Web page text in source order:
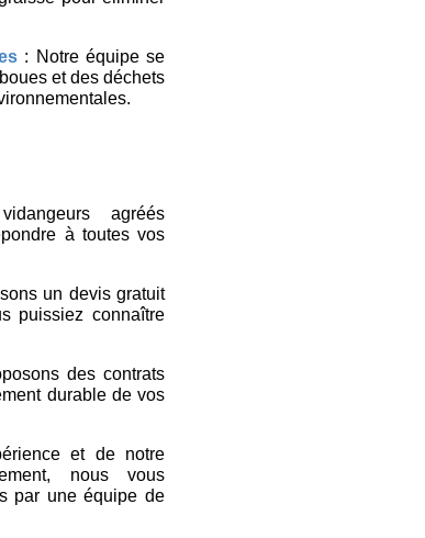
: Notre équipe se
et des déchets
agréés
à toutes vos
un devis gratuit
puissiez connaître
des contrats
durable de vos
et de notre
nous vous
par une équipe de